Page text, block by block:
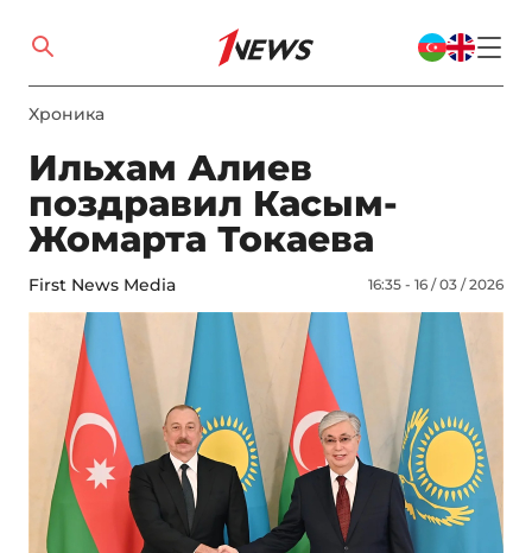
Xроника
Ильхам Алиев
поздравил Касым-
Жомарта Токаева
First News Media 16:35 - 16 / 03 / 2026